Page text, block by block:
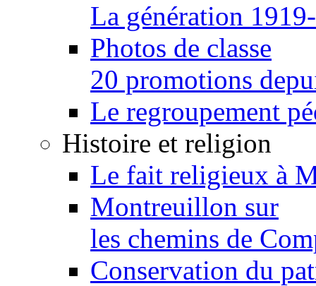
La génération
Photos de classe
20 promotions
Le regroupement
Histoire et religion
Le fait religieux à
Montreuillon sur
les chemins de
Conservation du